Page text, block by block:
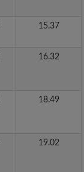
15.37
16.32
18.49
19.02